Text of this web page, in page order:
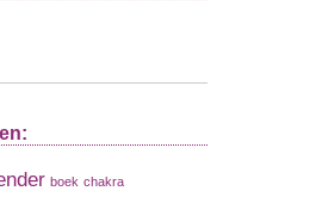
boek chakra